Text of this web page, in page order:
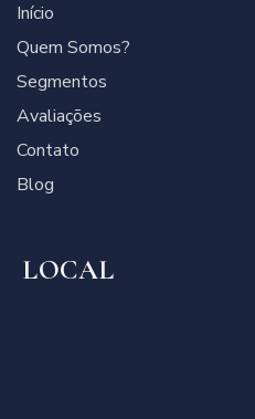
Início
Quem Somos?
Segmentos
Avaliações
Contato
Blog
LOCAL